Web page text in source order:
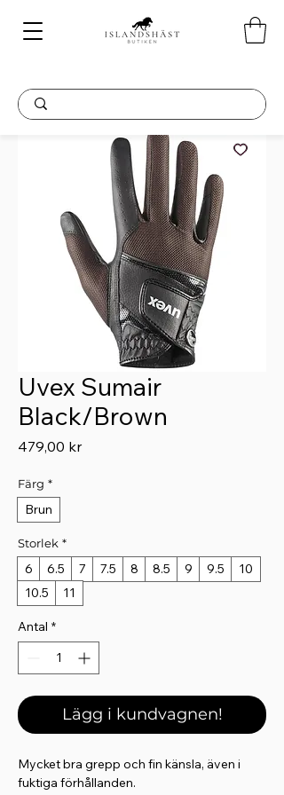
Uvex Sumair
Black/Brown
479,00 krPris
Färg *
Brun
Storlek *
6 6.5 7 7.5 8 8.5 9 9.5
10
10.5
11
Antal *
Lägg i kundvagnen!
Mycket bra grepp och fin känsla, även i
fuktiga förhållanden.